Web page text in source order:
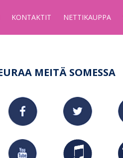
KONTAKTIT NETTIKAUPPA
MEITÄ SOMESSA